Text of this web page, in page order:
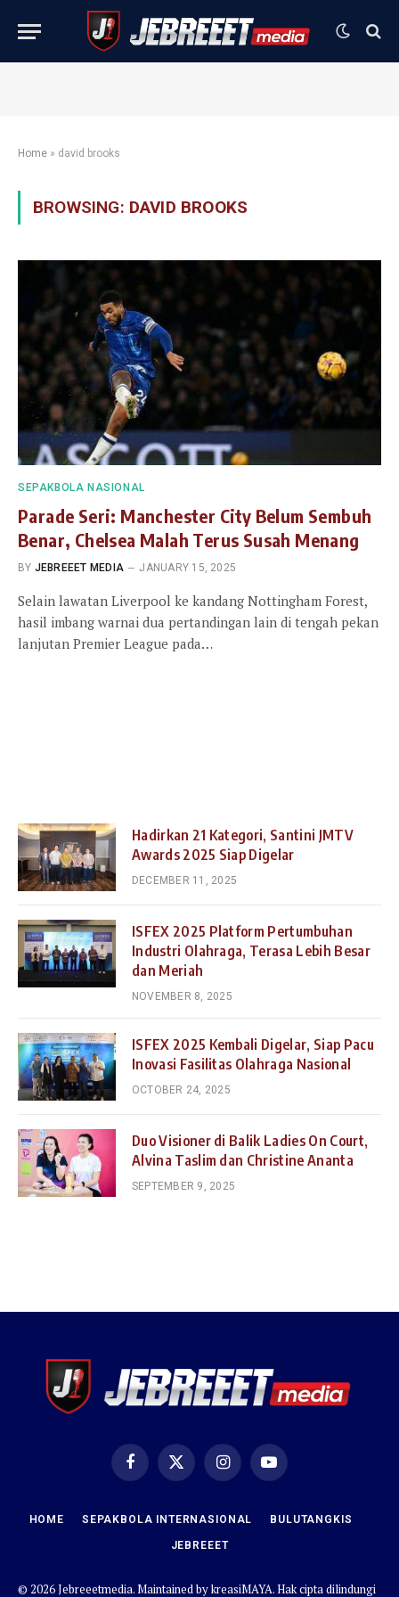
Home » david brooks
BROWSING: DAVID BROOKS
SEPAKBOLA NASIONAL
Parade Seri: Manchester City Belum Sembuh
Benar, Chelsea Malah Terus Susah Menang
BY JEBREEET MEDIA JANUARY 15, 2025
Selain lawatan Liverpool ke kandang Nottingham Forest,
hasil imbang warnai dua pertandingan lain di tengah pekan
lanjutan Premier League pada…
Hadirkan 21 Kategori, Santini JMTV
Awards 2025 Siap Digelar
DECEMBER 11, 2025
ISFEX 2025 Platform Pertumbuhan
Industri Olahraga, Terasa Lebih Besar
dan Meriah
NOVEMBER 8, 2025
ISFEX 2025 Kembali Digelar, Siap Pacu
Inovasi Fasilitas Olahraga Nasional
OCTOBER 24, 2025
Duo Visioner di Balik Ladies On Court,
Alvina Taslim dan Christine Ananta
SEPTEMBER 9, 2025
FacebookX
(Twitter)
InstagramYouTube
HOME SEPAKBOLA INTERNASIONAL BULUTANGKIS
JEBREEET
© 2026 Jebreeetmedia. Maintained bykreasiMAYA. Hak cipta dilindungi